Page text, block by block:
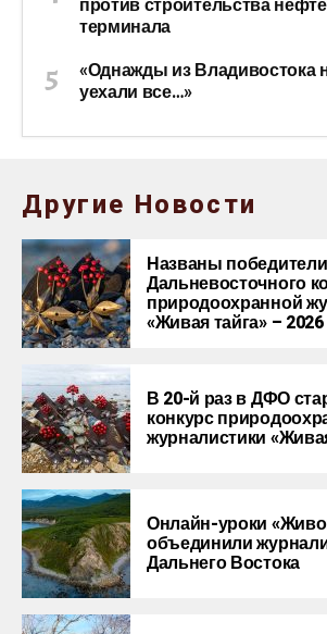
против строительства
терминала
«Однажды из Владивостока
уехали все…»
Другие Новости
Названы
Дальневосточного
природоохранной
«Живая тайга» – 2026
В 20-й раз в ДФО
конкурс
журналистики
Онлайн-уроки
объединили
Дальнего Востока